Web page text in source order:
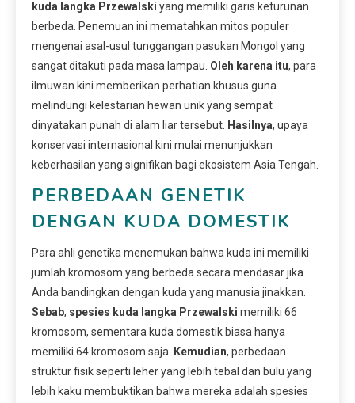
kuda langka Przewalski yang memiliki garis keturunan
berbeda. Penemuan ini mematahkan mitos populer
mengenai asal-usul tunggangan pasukan Mongol yang
sangat ditakuti pada masa lampau. Oleh karena itu, para
ilmuwan kini memberikan perhatian khusus guna
melindungi kelestarian hewan unik yang sempat
dinyatakan punah di alam liar tersebut. Hasilnya, upaya
konservasi internasional kini mulai menunjukkan
keberhasilan yang signifikan bagi ekosistem Asia Tengah.
PERBEDAAN GENETIK
DENGAN KUDA DOMESTIK
Para ahli genetika menemukan bahwa kuda ini memiliki
jumlah kromosom yang berbeda secara mendasar jika
Anda bandingkan dengan kuda yang manusia jinakkan.
Sebab, spesies kuda langka Przewalski memiliki 66
kromosom, sementara kuda domestik biasa hanya
memiliki 64 kromosom saja.
Kemudian, perbedaan
struktur fisik seperti leher yang lebih tebal dan bulu yang
lebih kaku membuktikan bahwa mereka adalah spesies